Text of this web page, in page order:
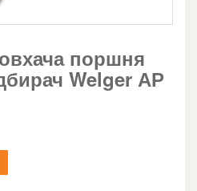
поршня
Welger АР